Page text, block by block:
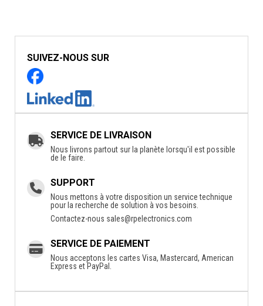
SUIVEZ-NOUS SUR
SERVICE DE LIVRAISON
Nous livrons partout sur la planète lorsqu'il est possible
de le faire.
SUPPORT
Nous mettons à votre disposition un service technique
pour la recherche de solution à vos besoins.
Contactez-nous sales@rpelectronics.com
SERVICE DE PAIEMENT
Nous acceptons les cartes Visa, Mastercard, American
Express et PayPal.